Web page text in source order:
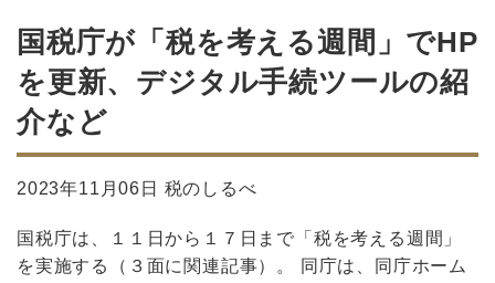
国税庁が「税を考える週間」でHP
を更新、デジタル手続ツールの紹
介など
2023年11月06日 税のしるべ
国税庁は、１１日から１７日まで「税を考える週間」
を実施する（３面に関連記事）。 同庁は、同庁ホーム